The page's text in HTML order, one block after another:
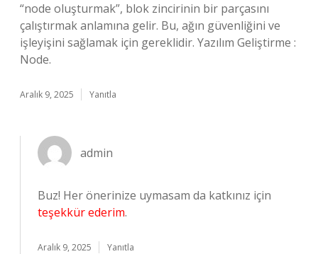
“node oluşturmak”, blok zincirinin bir parçasını
çalıştırmak anlamına gelir. Bu, ağın güvenliğini ve
işleyişini sağlamak için gereklidir. Yazılım Geliştirme :
Node.
Aralık 9, 2025 Yanıtla
admin
Buz! Her önerinize uymasam da katkınız için
teşekkür ederim.
Aralık 9, 2025 Yanıtla